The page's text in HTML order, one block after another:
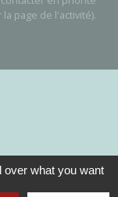
page de l'activité).
over what you want